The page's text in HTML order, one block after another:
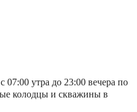
утра до 23:00 вечера по
колодцы и скважины в